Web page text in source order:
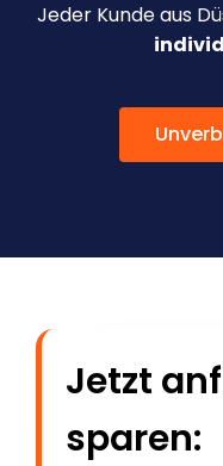
Jeder Kunde aus
Jetzt
sparen: